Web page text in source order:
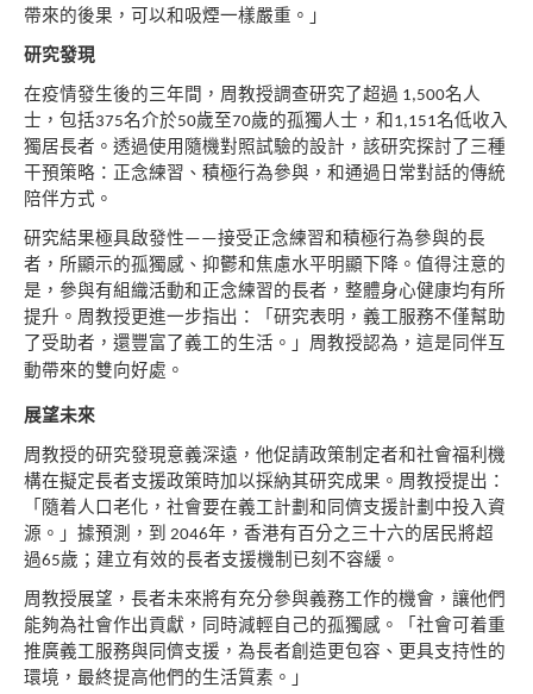
帶來的後果，可以和吸煙一樣嚴重。 」
研究發現
在疫情發生後的三年間，周教授調查研究了超過 1,500名人
士，包括375名介於50歲至70歲的孤獨人士，和 1,151名低收入
獨居長者。透過使用隨機對照試驗的設計，該研究探討了三種
干預策略：正念練習、積極行為參與，和通過日常對話的傳統
陪伴方式。
研究結果極具啟發性——­­接受正念練習和積極行為參與的長
者，所顯示的孤獨感、抑鬱和焦慮水平明顯 下降。值得注意的
是，參與有組織活動和正念練習的長者，整體身心健康均有所
提升。周教授更進一步指出：「研究表明，義工服務不僅幫助
了受助者， 還豐富了義工的生活。」周教授認為，這是同伴互
動帶來的雙向好處。
展望未來
周教授的研究發現意義深遠，他促請政策制定者和社會福利機
構在擬定長者支援政策時加以採納其研究成果。周教授提出：
「隨着人口老化，社會要在義工計劃和同儕支援計劃中投入資
源。」據預測，到 2046年，香港有百分之三十六的居民將超
過65歲； 建立有效的長者支援機制已刻不容緩。
周教授展望，長者未來將有充分參與義務工作的機會，讓他們
能夠為社會作出貢獻，同時減輕自己的孤獨感。「社會可着重
推廣義工服務與同儕支援， 為長者創造更包容、更具支持性的
環境，最終提高他們的生活質素。 」